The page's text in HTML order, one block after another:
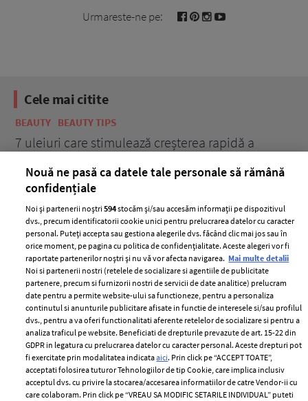
Urmareste-ne pe:
Cele mai citite
BEAUTY BEAUTY TIPS
7 uleiuri care stimulează creșterea rapidă a
ELLE Style Awards
2024
Despre ELLE
Romania
Contact
Abonamente
Termeni si conditii
Politica de
confidențialitate
Politica de cookies
Publicitate
Nouă ne pasă ca datele tale personale să rămână
confidențiale
Noi și partenerii noștri594stocăm și/sau accesăm informații pe dispozitivul
dvs., precum identificatorii cookie unici pentru prelucrarea datelor cu caracter
personal. Puteți accepta sau gestiona alegerile dvs. făcând clic mai jos sau în
orice moment, pe pagina cu politica de confidențialitate. Aceste alegeri vor fi
raportate partenerilor noștri și nu vă vor afecta navigarea. Mai multe detalii
Noi si partenerii nostri (retelele de socializare si agentiile de publicitate
partenere, precum si furnizorii nostri de servicii de date analitice) prelucram
date pentru a permite website-ului sa functioneze, pentru a personaliza
continutul si anunturile publicitare afisate in functie de interesele si/sau profilul
dvs., pentru a va oferi functionalitati aferente retelelor de socializare si pentru a
analiza traficul pe website. Beneficiati de drepturile prevazute de art. 15-22 din
GDPR in legatura cu prelucrarea datelor cu caracter personal. Aceste drepturi pot
fi exercitate prin modalitatea indicataaici. Prin click pe “ACCEPT TOATE”,
acceptati folosirea tuturor Tehnologiilor de tip Cookie, care implica inclusiv
acceptul dvs. cu privire la stocarea/accesarea informatiilor de catre Vendor-ii cu
care colaboram. Prin click pe “VREAU SA MODIFIC SETARILE INDIVIDUAL” puteti